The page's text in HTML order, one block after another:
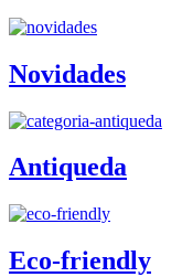
Novidades
Antiqueda
Eco-friendly